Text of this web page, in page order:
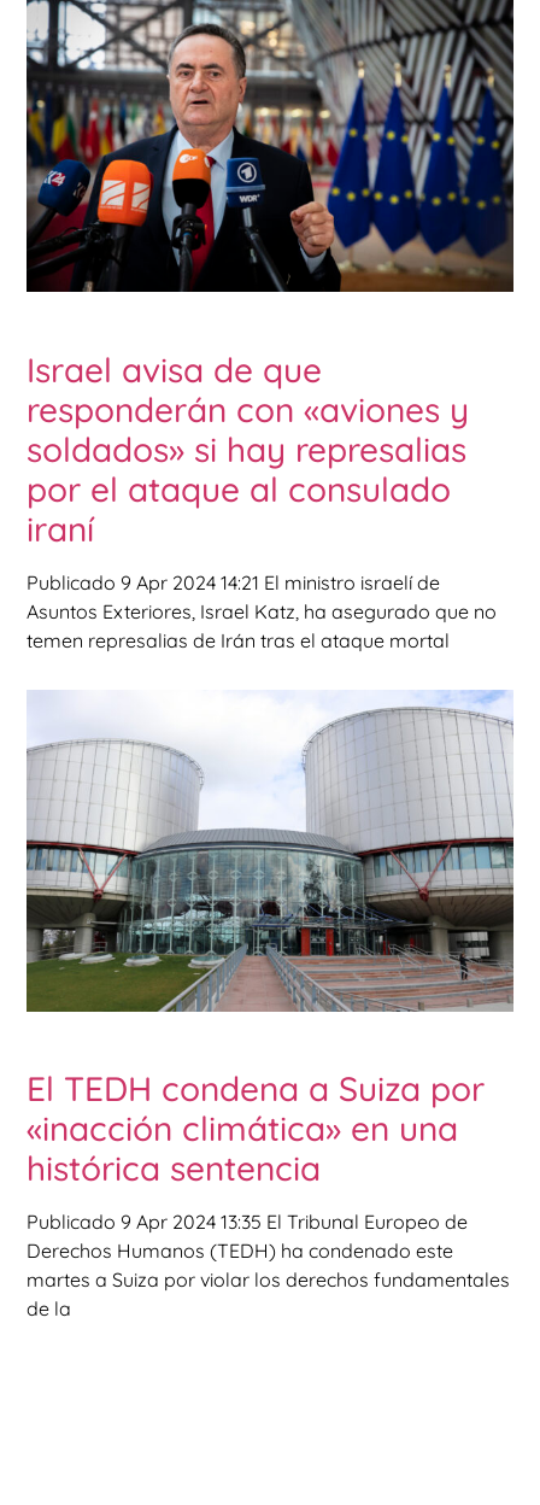
Israel avisa de que
responderán con «aviones y
soldados» si hay represalias
por el ataque al consulado
iraní
Publicado 9 Apr 2024 14:21 El ministro israelí de
Asuntos Exteriores, Israel Katz, ha asegurado que no
temen represalias de Irán tras el ataque mortal
El TEDH condena a Suiza por
«inacción climática» en una
histórica sentencia
Publicado 9 Apr 2024 13:35 El Tribunal Europeo de
Derechos Humanos (TEDH) ha condenado este
martes a Suiza por violar los derechos fundamentales
de la